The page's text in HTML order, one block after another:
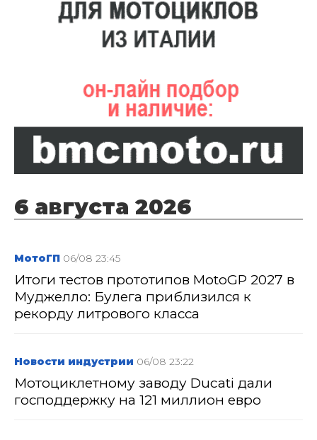
6 августа 2026
МотоГП 06/08 23:45
Итоги тестов прототипов MotoGP 2027 в
Муджелло: Булега приблизился к
рекорду литрового класса
Новости индустрии 06/08 23:22
Мотоциклетному заводу Ducati дали
господдержку на 121 миллион евро